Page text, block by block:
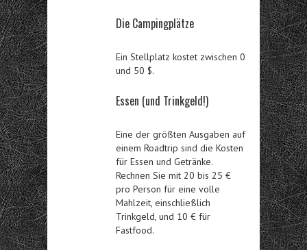
Die Campingplätze
Ein Stellplatz kostet zwischen 0
und 50 $.
Essen (und Trinkgeld!)
Eine der größten Ausgaben auf
einem Roadtrip sind die Kosten
für Essen und Getränke.
Rechnen Sie mit 20 bis 25 €
pro Person für eine volle
Mahlzeit, einschließlich
Trinkgeld, und 10 € für
Fastfood.